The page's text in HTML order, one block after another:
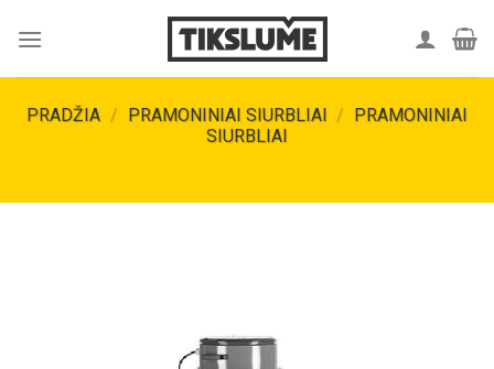
PRADŽIA / PRAMONINIAI SIURBLIAI / PRAMONINIAI
SIURBLIAI